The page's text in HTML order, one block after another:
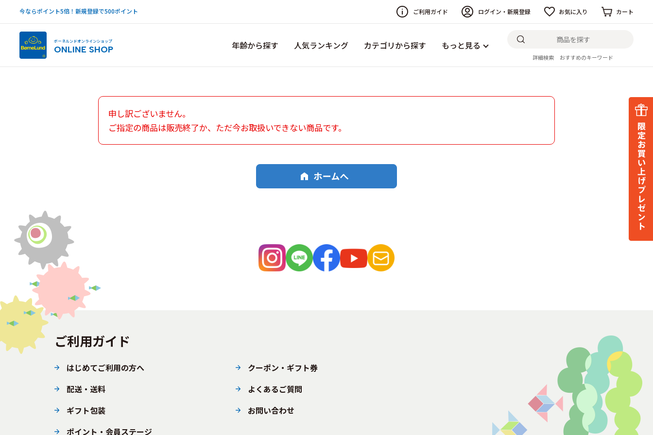
今ならポイント5倍！新規登録で500ポイント ご利用ガイド ログイン・新規登録 お気に入り カート
ボーネルンドオンラインショップ
ONLINE SHOP 年齢から探す 人気ランキング カテゴリから探す もっと見る
詳細検索 おすすめのキーワード
申し訳ございません。
ご指定の商品は販売終了か、ただ今お取扱いできない商品です。
ご利用ガイド
はじめてご利用の方へ
配送・送料
ギフト包装
ポイント・会員ステージ
クーポン・ギフト券
よくあるご質問
お問い合わせ